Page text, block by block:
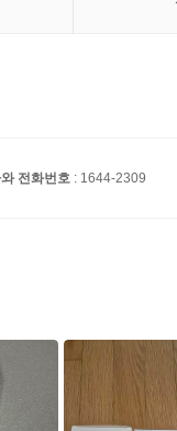
전화번호 : 1644-2309